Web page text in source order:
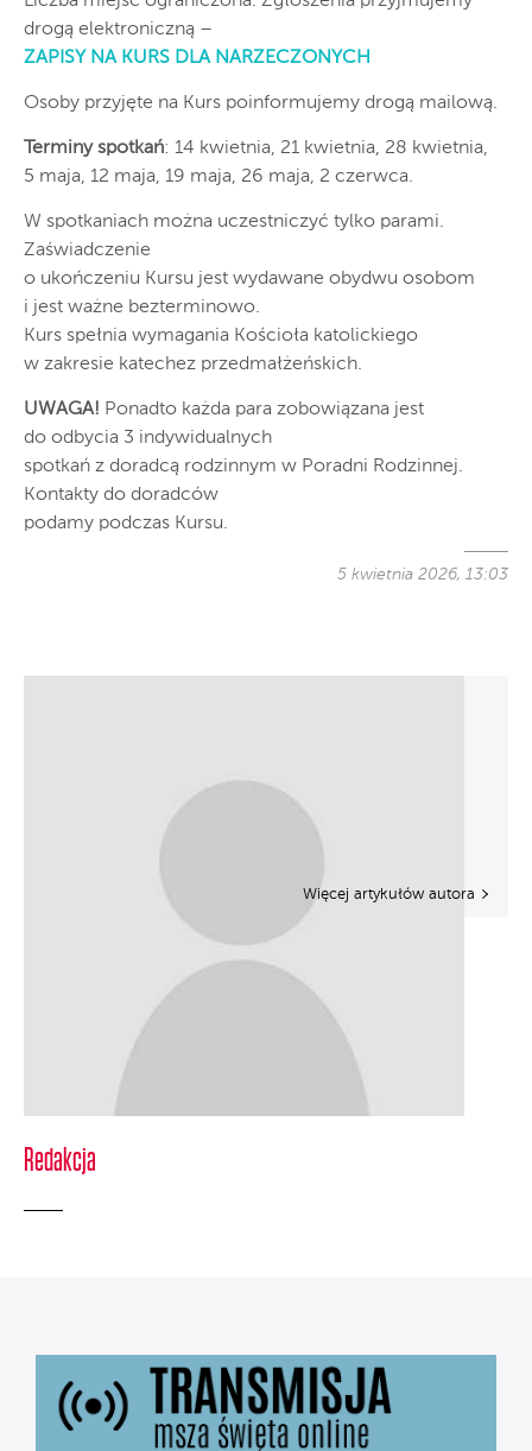
drogą elektroniczną –
ZAPISY NA KURS DLA NARZECZONYCH
Osoby przyjęte na Kurs poinformujemy drogą mailową.
Terminy spotkań: 14 kwietnia, 21 kwietnia, 28 kwietnia,
5 maja, 12 maja, 19 maja, 26 maja, 2 czerwca.
W spotkaniach można uczestniczyć tylko parami.
Zaświadczenie
o ukończeniu Kursu jest wydawane obydwu osobom
i jest ważne bezterminowo.
Kurs spełnia wymagania Kościoła katolickiego
w zakresie katechez przedmałżeńskich.
UWAGA! Ponadto każda para zobowiązana jest
do odbycia 3 indywidualnych
spotkań z doradcą rodzinnym w Poradni Rodzinnej.
Kontakty do doradców
podamy podczas Kursu.
5 kwietnia 2026, 13:03
Redakcja
Więcej artykułów autora